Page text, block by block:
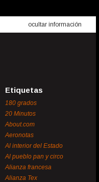
ocultar información
Etiquetas
180 grados
20 Minutos
About.com
Aeronotas
Al interior del Estado
Al pueblo pan y circo
Alianza francesa
Alianza Tex